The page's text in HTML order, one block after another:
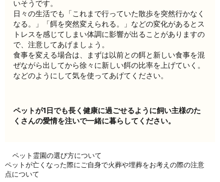
いそうです。
日々の生活でも「これまで行っていた散歩を突然行かなく
なる。」「餌を突然変えられる。」などの変化があるとス
トレスを感じてしまい体調に影響が出ることがありますの
で、注意してあげましょう。
食事を変える場合は、まずは以前との餌と新しい食事を混
ぜながら出してから徐々に新しい餌の比率を上げていく。
などのようにして気を使ってあげてください。
ペットが1日でも長く健康に過ごせるように飼い主様のた
くさんの愛情を注いで一緒に暮らしてください。
ペット霊園の選び方について
ペットが亡くなった際にご自身で火葬や埋葬をお考えの際の注意
点について